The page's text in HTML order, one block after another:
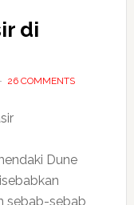
di
26 COMMENTS
Dune
sebab-sebab